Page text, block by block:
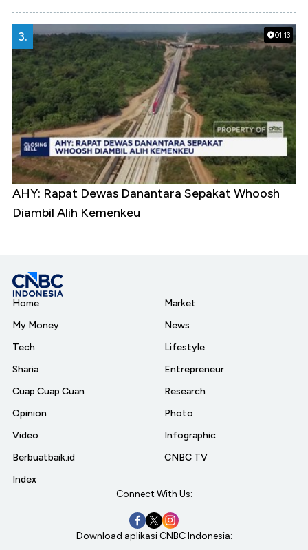
01:13
3.
AHY: Rapat Dewas Danantara Sepakat Whoosh
Diambil Alih Kemenkeu
Home
My Money
Tech
Sharia
Cuap Cuap Cuan
Opinion
Video
Berbuatbaik.id
Index
Market
News
Lifestyle
Entrepreneur
Research
Photo
Infographic
CNBC TV
Connect With Us:
Download aplikasi CNBC Indonesia: